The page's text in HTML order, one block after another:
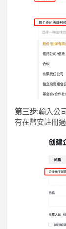
第三步:輸入公
有在幣安註冊